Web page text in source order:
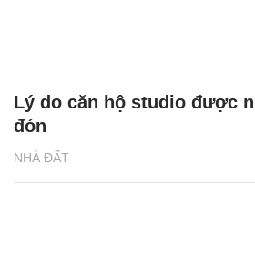
NHÀ ĐẤT
Lý do căn hộ studio được
đón